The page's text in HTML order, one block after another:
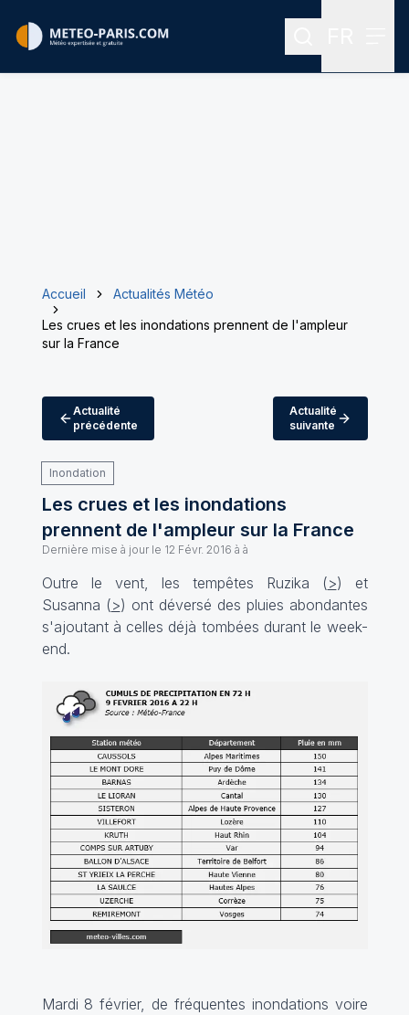
Rechercher
Accueil
Actualités Météo
Les crues et les inondations prennent de l'ampleur
sur la France
Actualité
précédente
Actualité
suivante
Inondation
Les crues et les inondations
prennent de l'ampleur sur la France
Dernière mise à jour le 12 Févr. 2016 à à
Outre le vent, les tempêtes Ruzika (>) et
Susanna (>) ont déversé des pluies abondantes
s'ajoutant à celles déjà tombées durant le week-
end.
Mardi 8 février, de fréquentes inondations voire